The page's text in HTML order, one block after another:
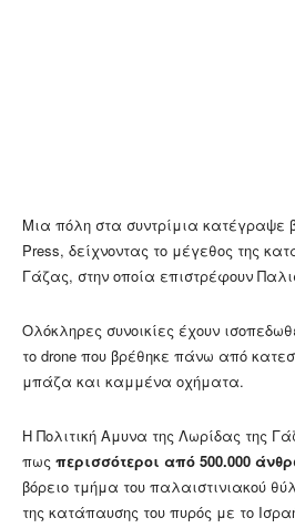
Μια πόλη στα συντρίμια κατέγραψε
Press, δείχνοντας το μέγεθος της
Γάζας, στην οποία επιστρέφουν
Ολόκληρες συνοικίες έχουν
τo drone που βρέθηκε πάνω από
μπάζα και καμμένα οχήματα.
Η Πολιτική Αμυνα της Λωρίδας της
πως περισσότεροι από 500.000
βόρειο τμήμα του παλαιστινιακού
της κατάπαυσης του πυρός με το